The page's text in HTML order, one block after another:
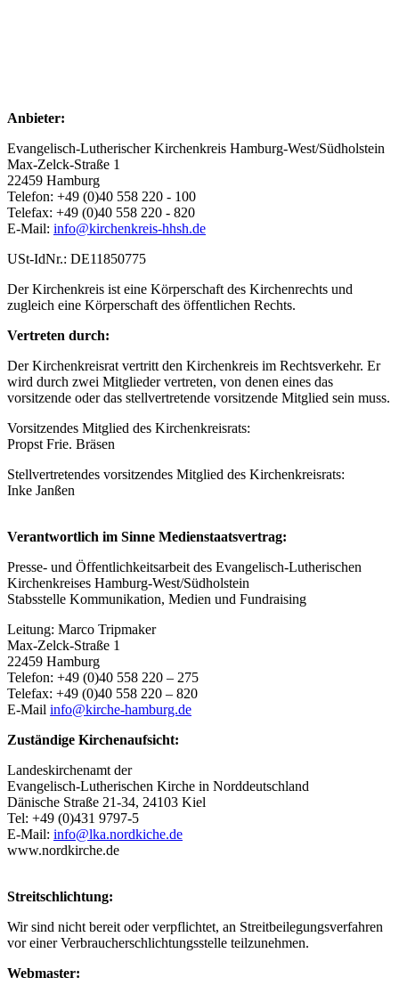
Anbieter:
Evangelisch-Lutherischer Kirchenkreis Hamburg-West/Südholstein
Max-Zelck-Straße 1
22459 Hamburg
Telefon: +49 (0)40 558 220 - 100
Telefax: +49 (0)40 558 220 - 820
E-Mail: info@kirchenkreis-hhsh.de
USt-IdNr.: DE11850775
Der Kirchenkreis ist eine Körperschaft des Kirchenrechts und
zugleich eine Körperschaft des öffentlichen Rechts.
Vertreten durch:
Der Kirchenkreisrat vertritt den Kirchenkreis im Rechtsverkehr. Er
wird durch zwei Mitglieder vertreten, von denen eines das
vorsitzende oder das stellvertretende vorsitzende Mitglied sein muss.
Vorsitzendes Mitglied des Kirchenkreisrats:
Propst Frie. Bräsen
Stellvertretendes vorsitzendes Mitglied des Kirchenkreisrats:
Inke Janßen
Verantwortlich im Sinne Medienstaatsvertrag:
Presse- und Öffentlichkeitsarbeit des Evangelisch-Lutherischen
Kirchenkreises Hamburg-West/Südholstein
Stabsstelle Kommunikation, Medien und Fundraising
Leitung: Marco Tripmaker
Max-Zelck-Straße 1
22459 Hamburg
Telefon: +49 (0)40 558 220 – 275
Telefax: +49 (0)40 558 220 – 820
E-Mail info@kirche-hamburg.de
Zuständige Kirchenaufsicht:
Landeskirchenamt der
Evangelisch-Lutherischen Kirche in Norddeutschland
Dänische Straße 21-34, 24103 Kiel
Tel: +49 (0)431 9797-5
E-Mail: info@lka.nordkiche.de
www.nordkirche.de
Streitschlichtung:
Wir sind nicht bereit oder verpflichtet, an Streitbeilegungsverfahren
vor einer Verbraucherschlichtungsstelle teilzunehmen.
Webmaster: